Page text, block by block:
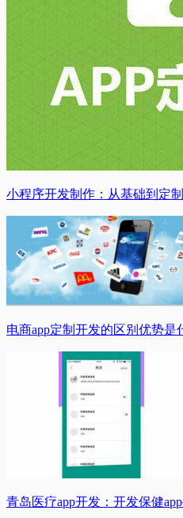
小程序开发制作：从基础到定
电商app定制开发的区别优势是
青岛医疗app开发：开发保健